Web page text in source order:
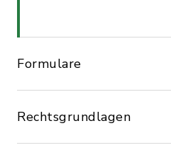
Formulare
Rechtsgrundlagen